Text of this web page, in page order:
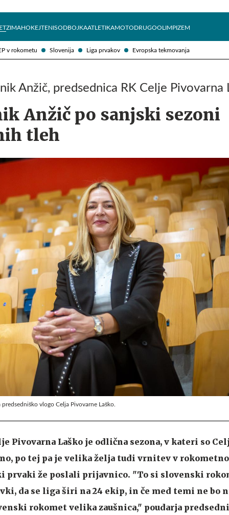
v rokometu Slovenija Liga prvakov Evropska tekmovanja
ZIMAHOKEJTENISODBOJKAATLETIKAMOTODRUGOOLIMPIZEM
Anžič, predsednica RK Celje Pivovarna
Anžič po sanjski sezoni
tleh
vlogo Celja Pivovarne Laško.
Pivovarna Laško je odlična sezona, v kateri so
po tej pa je velika želja tudi vrnitev v
prvaki že poslali prijavnico. "To si slovenski
da se liga širi na 24 ekip, in če med temi ne bo
rokomet velika zaušnica," poudarja